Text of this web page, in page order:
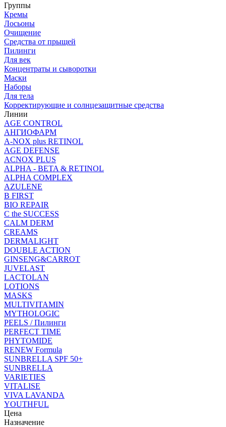
Группы
Кремы
Лосьоны
Очищение
Средства от прыщей
Пилинги
Для век
Концентраты и сыворотки
Маски
Наборы
Для тела
Корректирующие и солнцезащитные средства
Линии
AGE CONTROL
АНГИОФАРМ
A-NOX plus RETINOL
AGE DEFENSE
ACNOX PLUS
ALPHA - BETA & RETINOL
ALPHA COMPLEX
AZULENE
B FIRST
BIO REPAIR
C the SUCCESS
CALM DERM
CREAMS
DERMALIGHT
DOUBLE ACTION
GINSENG&CARROT
JUVELAST
LACTOLAN
LOTIONS
MASKS
MULTIVITAMIN
MYTHOLOGIC
PEELS / Пилинги
PERFECT TIME
PHYTOMIDE
RENEW Formula
SUNBRELLA SPF 50+
SUNBRELLA
VARIETIES
VITALISE
VIVA LAVANDA
YOUTHFUL
Цена
Назначение